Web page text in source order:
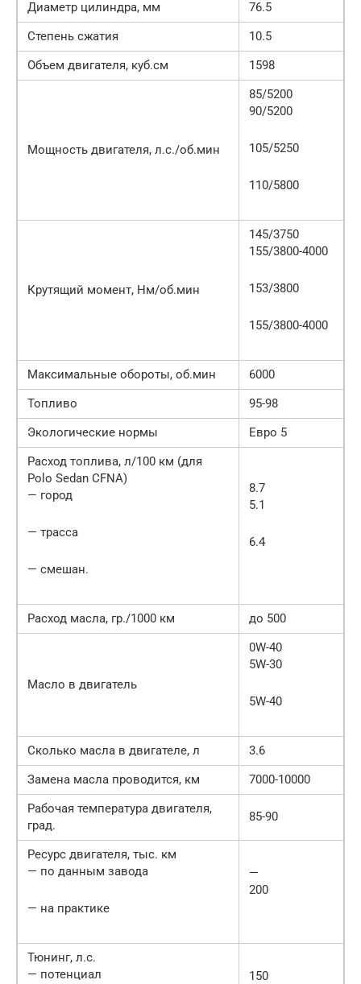
Диаметр цилиндра, мм
76.5
Степень сжатия
10.5
Объем двигателя, куб.см
1598
Мощность двигателя, л.с./об.мин
85/5200
90/5200
105/5250
110/5800
Крутящий момент, Нм/об.мин
145/3750
155/3800-4000
153/3800
155/3800-4000
Максимальные обороты, об.мин
6000
Топливо
95-98
Экологические нормы
Евро 5
Расход топлива, л/100 км (для
Polo Sedan CFNA)
— город
— трасса
— смешан.
8.7
5.1
6.4
Расход масла, гр./1000 км до 500
Масло в двигатель
0W-40
5W-30
5W-40
Сколько масла в двигателе, л
3.6
Замена масла проводится, км
7000-10000
Рабочая температура двигателя,
град.
85-90
Ресурс двигателя, тыс. км
— по данным завода
— на практике
—
200
Тюнинг, л.с.
— потенциал
150